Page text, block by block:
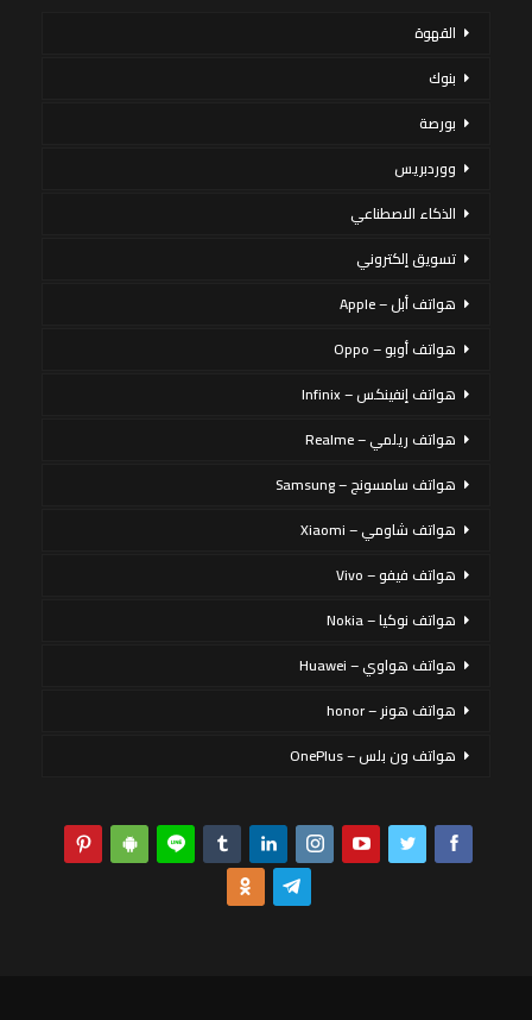
القهوة
بنوك
بورصة
ووردبريس
الذكاء الاصطناعي
تسويق إلكتروني
هواتف أبل – Apple
هواتف أوبو – Oppo
هواتف إنفينكس – Infinix
هواتف ريلمي – Realme
هواتف سامسونج – Samsung
هواتف شاومي – Xiaomi
هواتف فيفو – Vivo
هواتف نوكيا – Nokia
هواتف هواوي – Huawei
هواتف هونر – honor
هواتف ون بلس – OnePlus